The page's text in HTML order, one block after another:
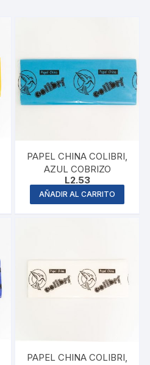
PAPEL CHINA COLIBRI,
AZUL COBRIZO
L2.53
AÑADIR AL CARRITO
PAPEL CHINA COLIBRI,